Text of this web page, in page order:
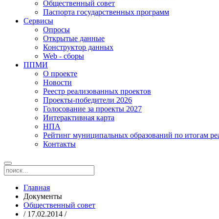
Общественный совет
Паспорта государственных программ
Сервисы
Опросы
Открытые данные
Конструктор данных
Web - сборы
ППМИ
О проекте
Новости
Реестр реализованных проектов
Проекты-победители 2026
Голосование за проекты 2027
Интерактивная карта
НПА
Рейтинг муниципальных образований по итогам
Контакты
Главная
Документы
Общественный совет
/ 17.02.2014 /